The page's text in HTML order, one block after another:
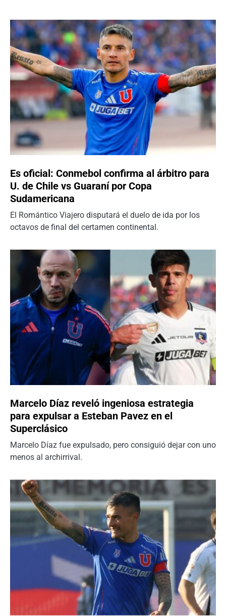
Es oficial: Conmebol confirma al árbitro para
U. de Chile vs Guaraní por Copa
Sudamericana
El Romántico Viajero disputará el duelo de ida por los
octavos de final del certamen continental.
Marcelo Díaz reveló ingeniosa estrategia
para expulsar a Esteban Pavez en el
Superclásico
Marcelo Díaz fue expulsado, pero consiguió dejar con uno
menos al archirrival.